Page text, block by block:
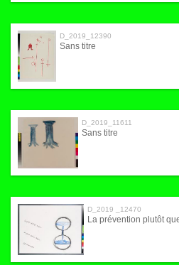
D_2019_12390
Sans titre
D_2019_11611
Sans titre
D_2019 _12470
La prévention plutôt